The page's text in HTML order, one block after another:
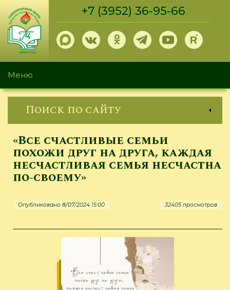
Перейти
основному
содержанию
+7 (3952) 36-95-66
Меню
Поиск по сайту
«Все счастливые семьи
похожи друг на друга, каждая
несчастливая семья несчастна
по-своему»
Опубликовано 8/07/2024 15:00 32405 просмотров